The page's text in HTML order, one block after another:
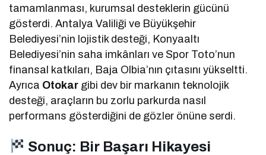
tamamlanması, kurumsal desteklerin gücünü
gösterdi. Antalya Valiliği ve Büyükşehir
Belediyesi’nin lojistik desteği, Konyaaltı
Belediyesi’nin saha imkânları ve Spor Toto’nun
finansal katkıları, Baja Olbia’nın çıtasını yükseltti.
Ayrıca Otokar gibi dev bir markanın teknolojik
desteği, araçların bu zorlu parkurda nasıl
performans gösterdiğini de gözler önüne serdi.
Sonuç: Bir Başarı Hikayesi